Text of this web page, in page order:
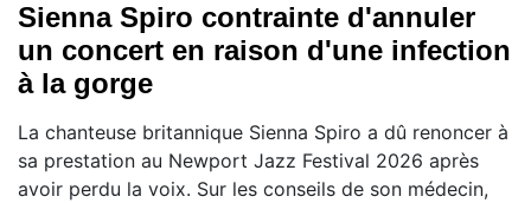
Sienna Spiro contrainte d'annuler
un concert en raison d'une infection
à la gorge
La chanteuse britannique Sienna Spiro a dû renoncer à
sa prestation au Newport Jazz Festival 2026 après
avoir perdu la voix. Sur les conseils de son médecin,